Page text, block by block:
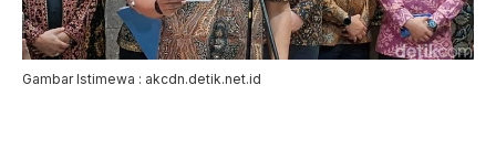
Gambar Istimewa : akcdn.detik.net.id